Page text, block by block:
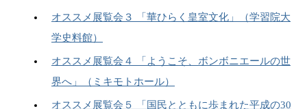
オススメ展覧会３ 「華ひらく皇室文化」（学習院大
学史料館）
オススメ展覧会４ 「ようこそ、ボンボニエールの世
界へ」（ミキモトホール）
オススメ展覧会５ 「国民とともに歩まれた平成の30